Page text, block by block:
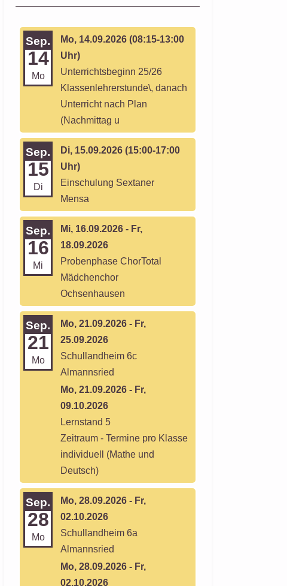
Sep.
14
Mo
Mo, 14.09.2026 (08:15-13:00
Uhr)
Unterrichtsbeginn 25/26
Klassenlehrerstunde\, danach
Unterricht nach Plan
(Nachmittag u
Sep.
15
Di
Di, 15.09.2026 (15:00-17:00
Uhr)
Einschulung Sextaner
Mensa
Sep.
16
Mi
Mi, 16.09.2026 - Fr,
18.09.2026
Probenphase ChorTotal
Mädchenchor
Ochsenhausen
Sep.
21
Mo
Mo, 21.09.2026 - Fr,
25.09.2026
Schullandheim 6c
Almannsried
Mo, 21.09.2026 - Fr,
09.10.2026
Lernstand 5
Zeitraum - Termine pro Klasse
individuell (Mathe und
Deutsch)
Sep.
28
Mo
Mo, 28.09.2026 - Fr,
02.10.2026
Schullandheim 6a
Almannsried
Mo, 28.09.2026 - Fr,
02.10.2026